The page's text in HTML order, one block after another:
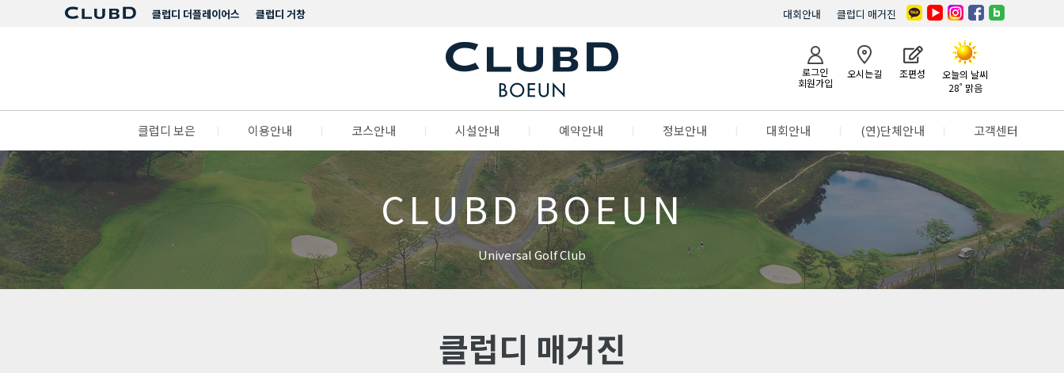
클럽디 거창
클럽디 더플레이어스 클럽디 매거진
대회안내
로그인
회원가입
오시는길 조편성
오늘의 날씨
28˚ 맑음
클럽디 보은 이용안내 코스안내 시설안내 예약안내 정보안내 대회안내 (연)단체안내 고객센터
CLUBD BOEUN
Universal Golf Club
클럽디 매거진